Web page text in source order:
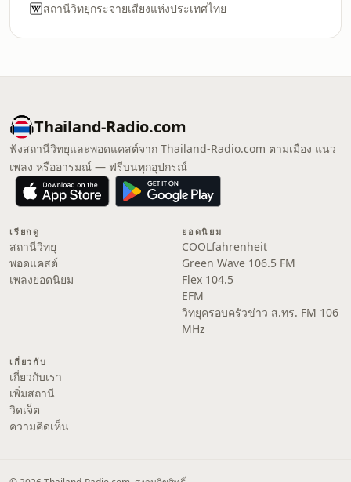
สถานีวิทยุกระจายเสียงแห่งประเทศไทย
Thailand-Radio.com
ฟังสถานีวิทยุและพอดแคสต์จาก Thailand-Radio.com ตามเมือง แนว
เพลง หรืออารมณ์ — ฟรีบนทุกอุปกรณ์
เรียกดู
สถานีวิทยุ
พอดแคสต์
เพลงยอดนิยม
ยอดนิยม
COOLfahrenheit
Green Wave 106.5 FM
Flex 104.5
EFM
วิทยุครอบครัวข่าว ส.ทร. FM 106
MHz
เกี่ยวกับ
เกี่ยวกับเรา
เพิ่มสถานี
วิดเจ็ต
ความคิดเห็น